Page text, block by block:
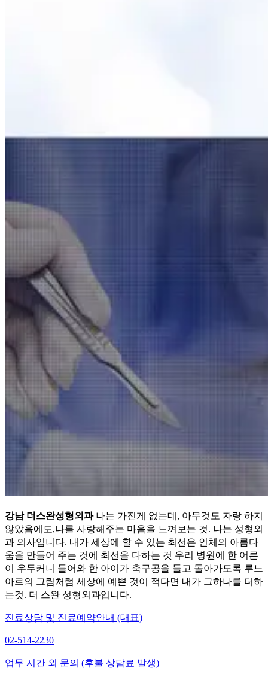
강남 더스완성형외과 나는 가진게 없는데, 아무것도 자랑 하지
않았음에도,나를 사랑해주는 마음을 느껴보는 것. 나는 성형외
과 의사입니다. 내가 세상에 할 수 있는 최선은 인체의 아름다
움을 만들어 주는 것에 최선을 다하는 것 우리 병원에 한 어른
이 우두커니 들어와 한 아이가 축구공을 들고 돌아가도록 루느
아르의 그림처럼 세상에 예쁜 것이 적다면 내가 그하나를 더하
는것. 더 스완 성형외과입니다.
진료상담 및 진료예약안내 (대표)
02-514-2230
업무 시간 외 문의 (후불 상담료 발생)